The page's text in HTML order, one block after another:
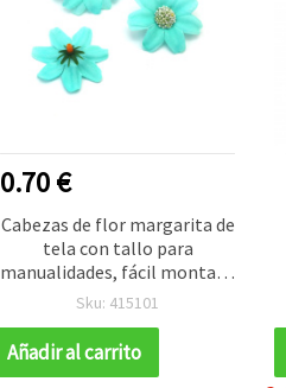
0.70 €
Cabezas de flor margarita de
tela con tallo para
manualidades, fácil montaje,
turquesa, 45 mm - 10 uds.
Sku: 415101
Añadir al carrito